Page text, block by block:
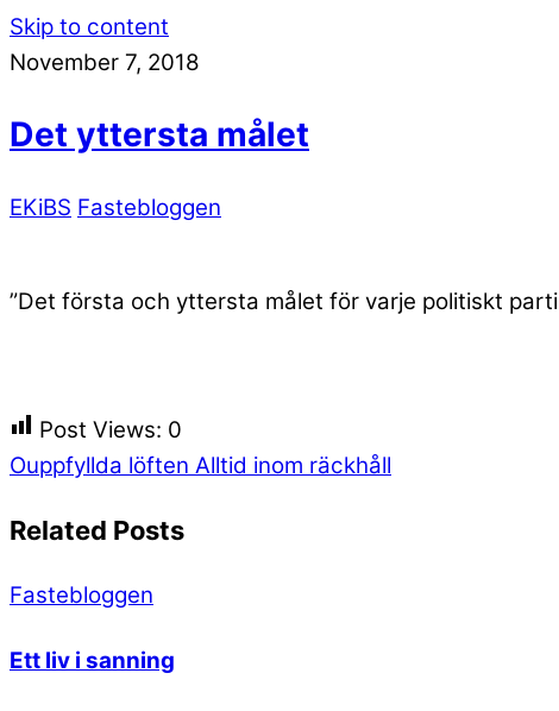
Skip to content
November 7, 2018
Det yttersta målet
EKiBS Fastebloggen
”Det första och yttersta målet för varje politiskt
Post Views: 0
Ouppfyllda löften Alltid inom räckhåll
Related Posts
Fastebloggen
Ett liv i sanning